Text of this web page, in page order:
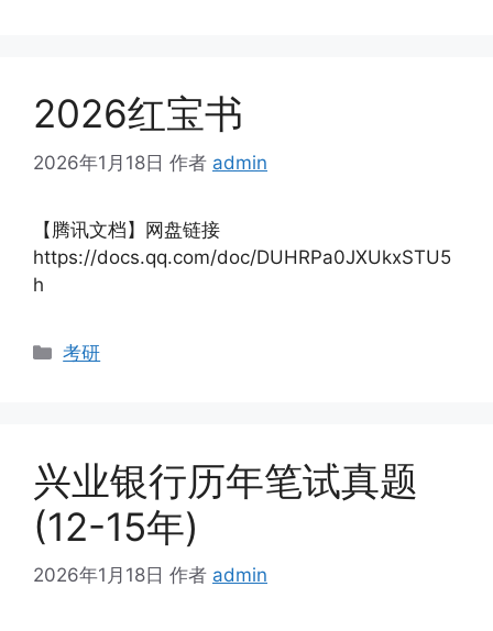
2026红宝书
2026年1月18日 作者 admin
【腾讯文档】网盘链接
https://docs.qq.com/doc/DUHRPa0JXUkxSTU5
h
分
考研
兴业银行历年笔试真题
(12-15年)
2026年1月18日 作者 admin